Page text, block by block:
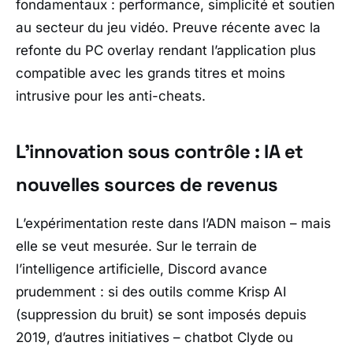
fondamentaux : performance, simplicité et soutien
au secteur du jeu vidéo. Preuve récente avec la
refonte du PC overlay rendant l’application plus
compatible avec les grands titres et moins
intrusive pour les anti-cheats.
L’innovation sous contrôle : IA et
nouvelles sources de revenus
L’expérimentation reste dans l’ADN maison – mais
elle se veut mesurée. Sur le terrain de
l’intelligence artificielle, Discord avance
prudemment : si des outils comme Krisp AI
(suppression du bruit) se sont imposés depuis
2019, d’autres initiatives – chatbot Clyde ou